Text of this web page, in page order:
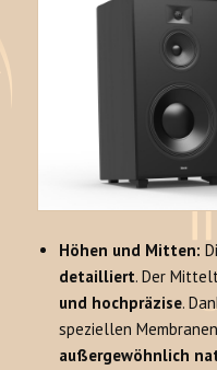
Höhen und Mitten:
detailliert. Der
und hochpräzise.
speziellen
außergewöhnlich